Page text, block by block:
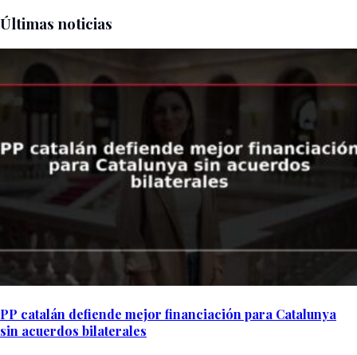
Últimas noticias
PP catalán defiende mejor financiación para Catalunya
sin acuerdos bilaterales